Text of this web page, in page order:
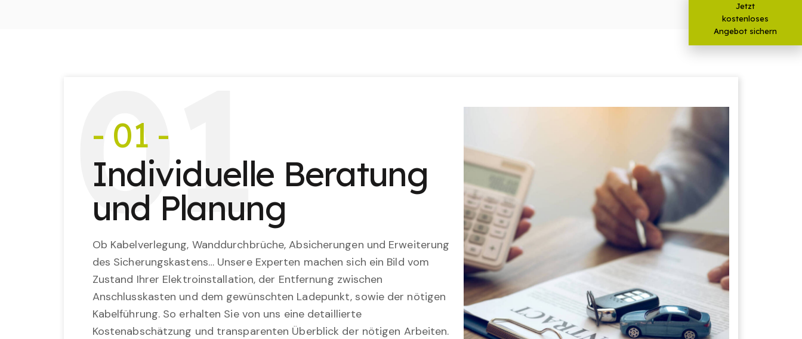
01
- 01 -
Individuelle Beratung
und Planung
Ob Kabelverlegung, Wanddurchbrüche, Absicherungen und Erweiterung
des Sicherungskastens… Unsere Experten machen sich ein Bild vom
Zustand Ihrer Elektroinstallation, der Entfernung zwischen
Anschlusskasten und dem gewünschten Ladepunkt, sowie der nötigen
Kabelführung. So erhalten Sie von uns eine detaillierte
Kostenabschätzung und transparenten Überblick der nötigen Arbeiten.
Jetzt
kostenloses
Angebot sichern